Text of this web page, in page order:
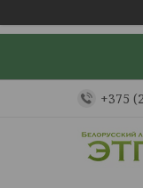
+375